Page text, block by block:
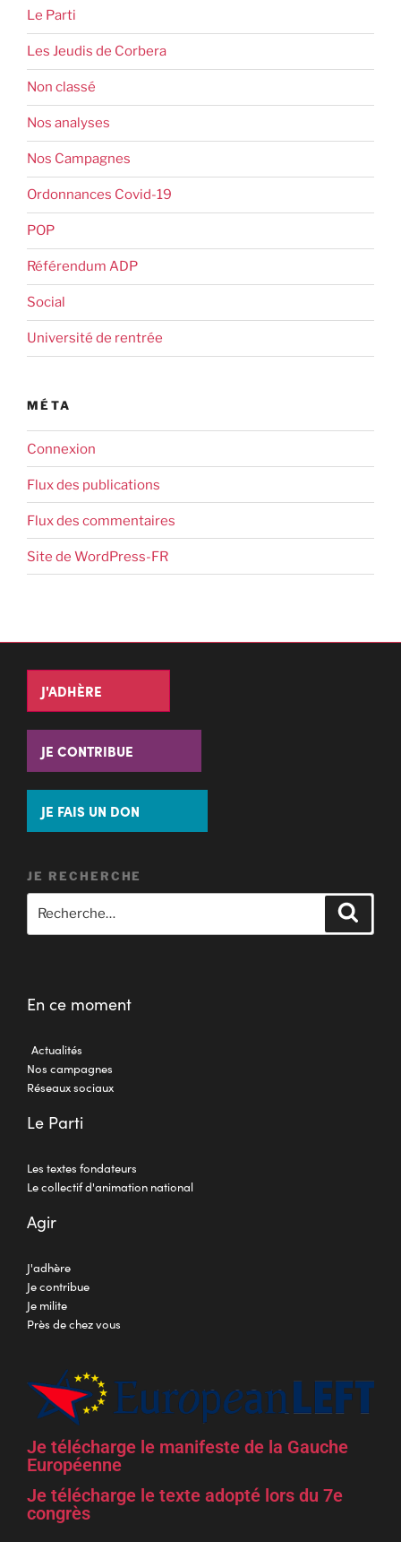
Le Parti
Les Jeudis de Corbera
Non classé
Nos analyses
Nos Campagnes
Ordonnances Covid-19
POP
Référendum ADP
Social
Université de rentrée
MÉTA
Connexion
Flux des publications
Flux des commentaires
Site de WordPress-FR
J'ADHÈRE
JE CONTRIBUE
JE FAIS UN DON
JE RECHERCHE
En ce moment
Actualités
Nos campagnes
Réseaux sociaux
Le Parti
Les textes fondateurs
Le collectif d'animation national
Agir
J'adhère
Je contribue
Je milite
Près de chez vous
Je télécharge le manifeste de la Gauche
Européenne
Je télécharge le texte adopté lors du 7e
congrès